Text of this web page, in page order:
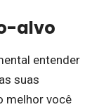
alvo
entender
suas
melhor você